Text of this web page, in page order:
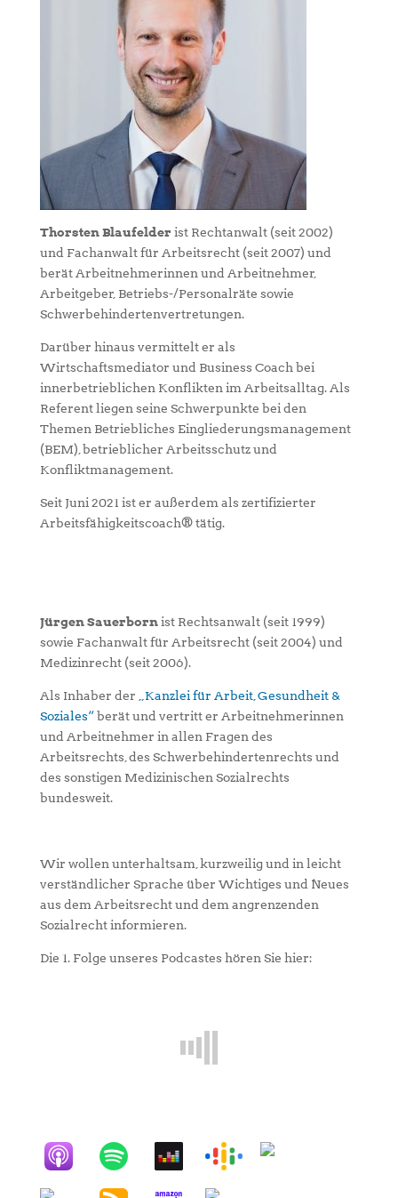
Thorsten Blaufelder ist Rechtanwalt (seit 2002)
und Fachanwalt für Arbeitsrecht (seit 2007) und
berät Arbeitnehmerinnen und Arbeitnehmer,
Arbeitgeber, Betriebs-/Personalräte sowie
Schwerbehindertenvertretungen.
Darüber hinaus vermittelt er als
Wirtschaftsmediator und Business Coach bei
innerbetrieblichen Konflikten im Arbeitsalltag. Als
Referent liegen seine Schwerpunkte bei den
Themen Betriebliches Eingliederungsmanagement
(BEM), betrieblicher Arbeitsschutz und
Konfliktmanagement.
Seit Juni 2021 ist er außerdem als zertifizierter
Arbeitsfähigkeitscoach® tätig.
Jürgen Sauerbornist Rechtsanwalt (seit 1999)
sowie Fachanwalt für Arbeitsrecht (seit 2004) und
Medizinrecht (seit 2006).
Als Inhaber der „Kanzlei für Arbeit, Gesundheit &
Soziales“berät und vertritt er Arbeitnehmerinnen
und Arbeitnehmer in allen Fragen des
Arbeitsrechts, des Schwerbehindertenrechts und
des sonstigen Medizinischen Sozialrechts
bundesweit.
Wir wollen unterhaltsam, kurzweilig und in leicht
verständlicher Sprache über Wichtiges und Neues
aus dem Arbeitsrecht und dem angrenzenden
Sozialrecht informieren.
Die 1. Folge unseres Podcastes hören Sie hier: